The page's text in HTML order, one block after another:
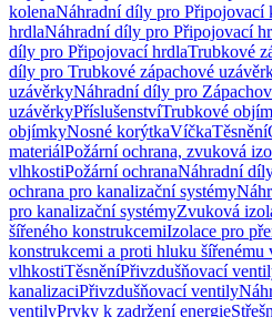
kolenaNáhradní díly pro Připojovací
hrdlaNáhradní díly pro Připojovací
díly pro Připojovací hrdlaTrubkové
díly pro Trubkové zápachové
uzávěrkyNáhradní díly pro
uzávěrkyPříslušenstvíTrubkové
objímkyNosné korýtkaVíčkaTěsnění
materiálPožární ochrana, zvuková
vlhkostiPožární ochranaNáhradní
ochrana pro kanalizační systémy
pro kanalizační systémyZvuková
šířeného konstrukcemiIzolace pro
konstrukcemi a proti hluku šířenému
vlhkostiTěsněníPřivzdušňovací
kanalizaciPřivzdušňovací ventily
ventilyPrvky k zadržení energie